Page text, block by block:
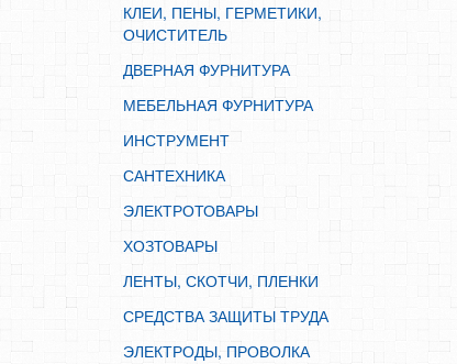
ЛЕНТЫ, СКОТЧИ, ПЛЕНКИ
СРЕДСТВА ЗАЩИТЫ ТРУДА
ЭЛЕКТРОДЫ, ПРОВОЛКА
КЛЕИ, ПЕНЫ, ГЕРМЕТИКИ,
ОЧИСТИТЕЛЬ
ДВЕРНАЯ ФУРНИТУРА
МЕБЕЛЬНАЯ ФУРНИТУРА
ИНСТРУМЕНТ
САНТЕХНИКА
ЭЛЕКТРОТОВАРЫ
ХОЗТОВАРЫ
ЛЕНТЫ, СКОТЧИ, ПЛЕНКИ
СРЕДСТВА ЗАЩИТЫ ТРУДА
ЭЛЕКТРОДЫ, ПРОВОЛКА